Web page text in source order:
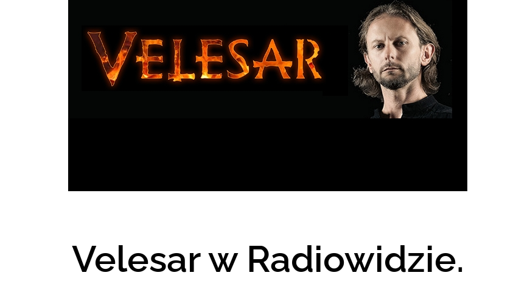
Velesar w Radiowidzie.